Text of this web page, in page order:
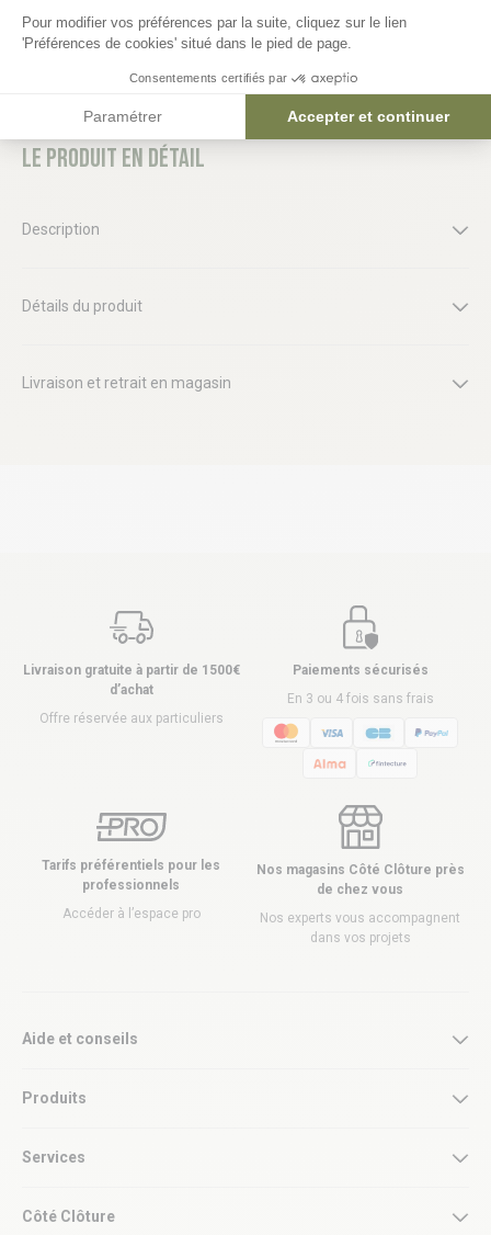
Le produit en détail
Description
Détails du produit
Livraison et retrait en magasin
Livraison gratuite à partir de 1500€
d’achat
Offre réservée aux particuliers
Paiements sécurisés
En 3 ou 4 fois sans frais
Tarifs préférentiels pour les
professionnels
Accéder à l’espace pro
Nos magasins Côté Clôture près
de chez vous
Nos experts vous accompagnent
dans vos projets
Aide et conseils
Produits
Services
Côté Clôture
Pour modifier vos préférences par la suite, cliquez sur le lien
'Préférences de cookies' situé dans le pied de page.
Consentements certifiés par
Paramétrer Accepter et continuer